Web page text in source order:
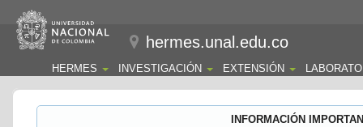
hermes.unal.edu.co
HERMES INVESTIGACIÓN EXTENSIÓN
INFORMACIÓN